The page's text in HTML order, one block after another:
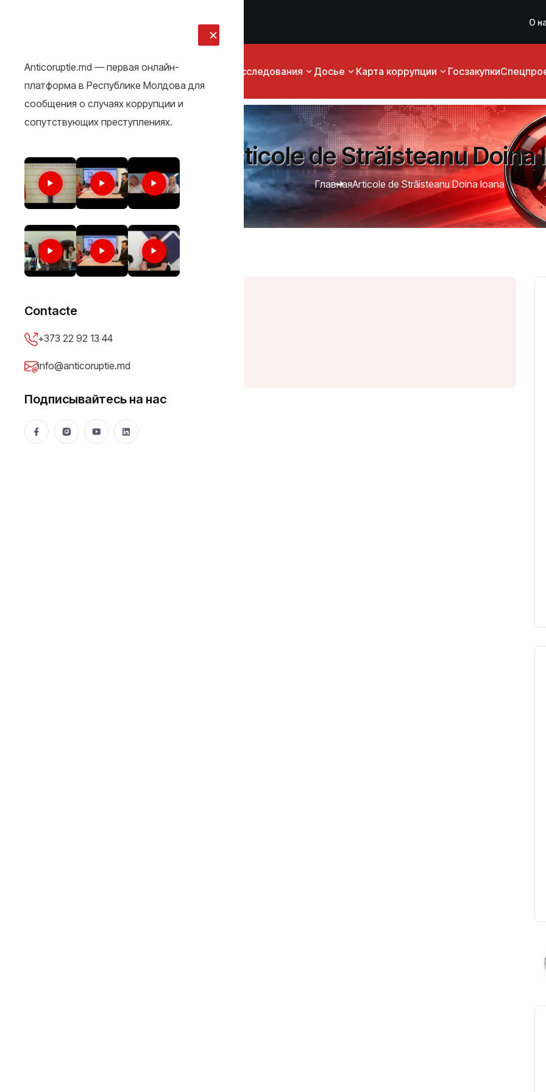
О
Расследования Досье Карта коррупции Госзакупки
Anticoruptie.md — первая онлайн-
платформа в Республике Молдова для
сообщения о случаях коррупции и
сопутствующих преступлениях.
Contacte
+373 22 92 13 44
info@anticoruptie.md
Подписывайтесь на нас
Articole de Străisteanu Doina
ГлавнаяArticole de Străisteanu Doina Ioana